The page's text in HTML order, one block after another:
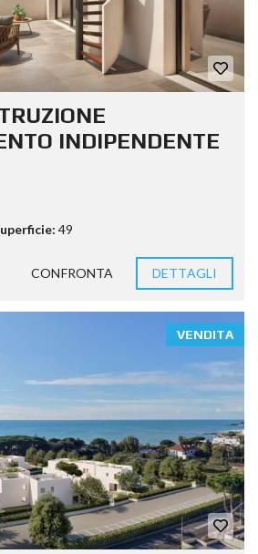
INDIPENDENTE
49
CONFRONTA DETTAGLI
VENDITA